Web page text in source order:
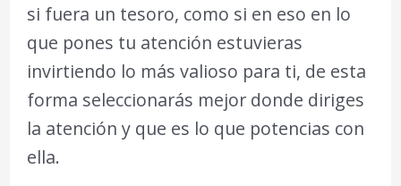
si fuera un tesoro, como si en eso en lo
que pones tu atención estuvieras
invirtiendo lo más valioso para ti, de esta
forma seleccionarás mejor donde diriges
la atención y que es lo que potencias con
ella.